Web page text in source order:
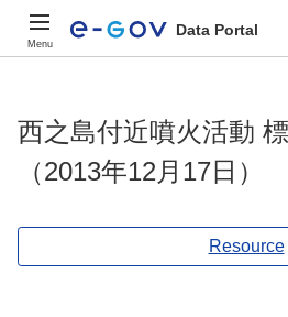
Menu
Data Portal
西之島付近噴火活動
（2013年12月17日）
Resource